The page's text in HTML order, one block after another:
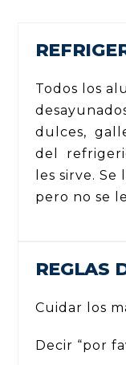
Todos los
dulces,
del
les sirve.
pero no se
REGLAS
Cuidar los
Decir “por